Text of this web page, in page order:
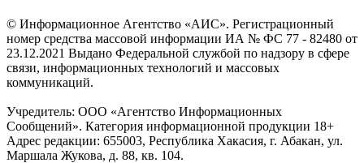
© Информационное Агентство «АИС». Регистрационный
номер средства массовой информации ИА № ФС 77 - 82480 от
23.12.2021 Выдано Федеральной службой по надзору в сфере
связи, информационных технологий и массовых
коммуникаций.
Учредитель: ООО «Агентство Информационных
Сообщений». Категория информационной продукции 18+
Адрес редакции: 655003, Республика Хакасия, г. Абакан, ул.
Маршала Жукова, д. 88, кв. 104.